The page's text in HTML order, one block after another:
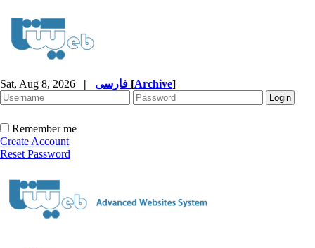
Sat, Aug 8, 2026 | [Archive]
Remember me
Create Account
Reset Password